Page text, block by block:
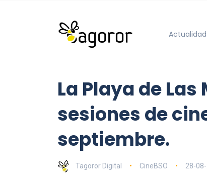
Actualidad
La Playa de
sesiones de
septiembre.
Tagoror Digital CineBSO 28-